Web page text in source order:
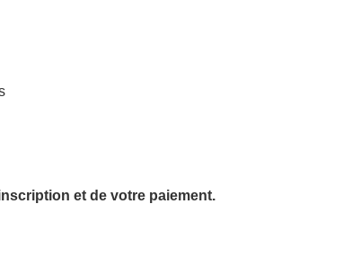
et de votre paiement.